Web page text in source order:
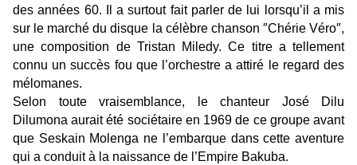
des années 60. Il a surtout fait parler de lui lorsqu’il a mis
sur le marché du disque la célèbre chanson ″Chérie Véro″,
une composition de Tristan Miledy. Ce titre a tellement
connu un succès fou que l’orchestre a attiré le regard des
mélomanes.
Selon toute vraisemblance, le chanteur José Dilu
Dilumona aurait été sociétaire en 1969 de ce groupe avant
que Seskain Molenga ne l’embarque dans cette aventure
qui a conduit à la naissance de l’Empire Bakuba.